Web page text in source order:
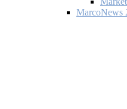
MarcoNews